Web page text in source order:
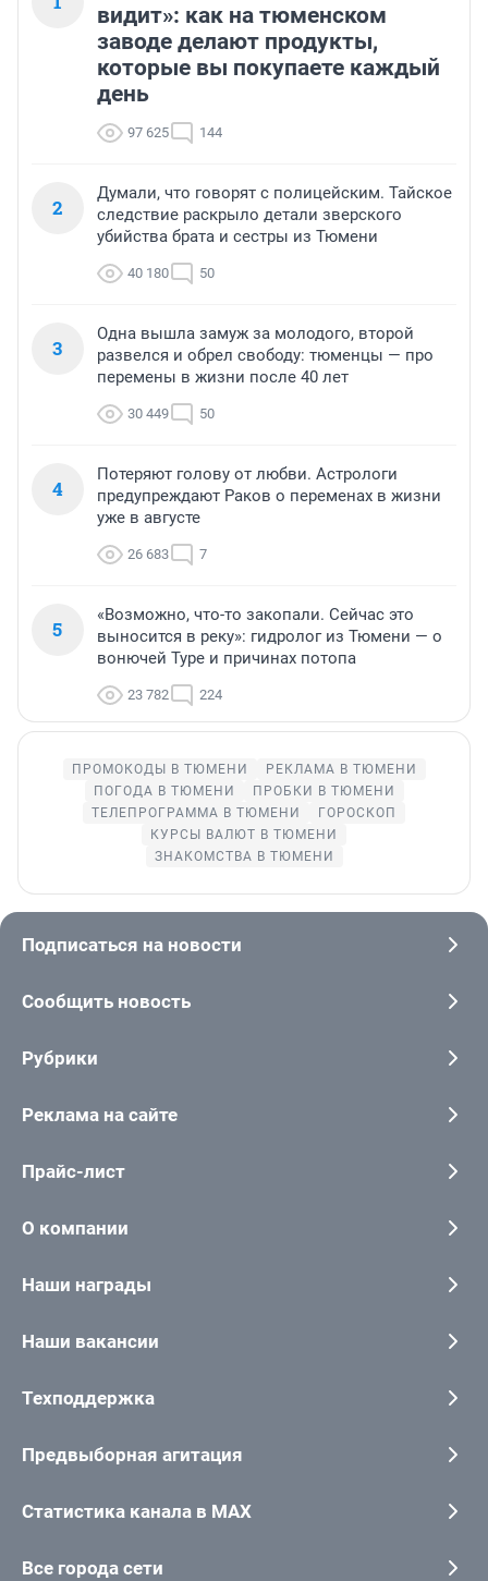
видит»: как на тюменском
заводе делают продукты,
которые вы покупаете каждый
день
97 625 144
2
Думали, что говорят с полицейским. Тайское
следствие раскрыло детали зверского
убийства брата и сестры из Тюмени
40 180 50
3
Одна вышла замуж за молодого, второй
развелся и обрел свободу: тюменцы — про
перемены в жизни после 40 лет
30 449 50
4
Потеряют голову от любви. Астрологи
предупреждают Раков о переменах в жизни
уже в августе
26 683 7
5
«Возможно, что-то закопали. Сейчас это
выносится в реку»: гидролог из Тюмени — о
вонючей Туре и причинах потопа
23 782 224
ПРОМОКОДЫ В ТЮМЕНИ
РЕКЛАМА В ТЮМЕНИ
ПОГОДА В ТЮМЕНИ
ПРОБКИ В ТЮМЕНИ
ТЕЛЕПРОГРАММА В ТЮМЕНИ
ГОРОСКОП
КУРСЫ ВАЛЮТ В ТЮМЕНИ
ЗНАКОМСТВА В ТЮМЕНИ
Подписаться на новости
Сообщить новость
Рубрики
Реклама на сайте
Прайс-лист
О компании
Наши награды
Наши вакансии
Техподдержка
Предвыборная агитация
Статистика канала в MAX
Все города сети